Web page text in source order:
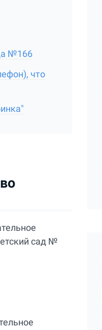
№166
что
сад №